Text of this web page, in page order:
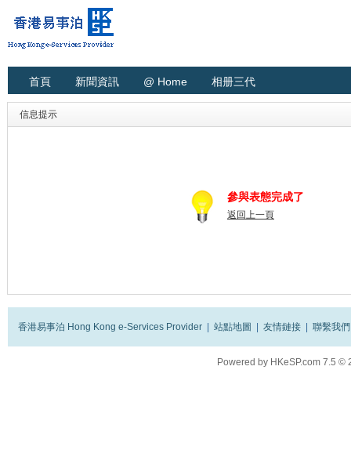
首頁 新聞資訊 @ Home 相册三代
信息提示
參與表態完成了
返回上一頁
香港易事泊 Hong Kong e-Services Provider 站點地圖 友情鏈接 聯繫我們
Powered by HKeSP.com 7.5 ©